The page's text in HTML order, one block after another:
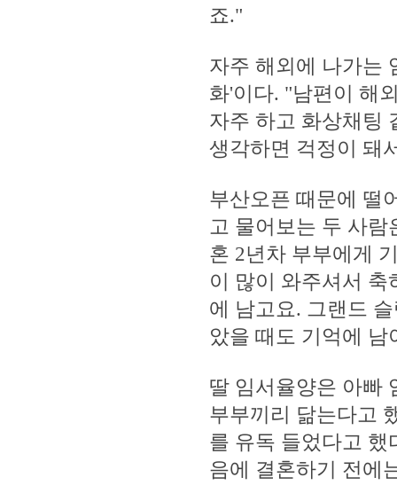
죠."
자주 해외에 나가는
화'이다. "남편이 해
자주 하고 화상채팅
생각하면 걱정이 돼
부산오픈 때문에 떨
고 물어보는 두 사람
혼 2년차 부부에게
이 많이 와주셔서
에 남고요. 그랜드
았을 때도 기억에 남
딸 임서율양은 아빠
부부끼리 닮는다고
를 유독 들었다고 했
음에 결혼하기 전에